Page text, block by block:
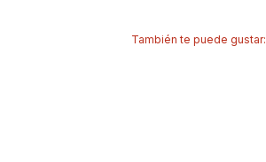
También te puede gustar: